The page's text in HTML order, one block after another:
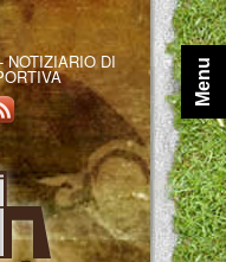
NOTIZIARIO DI
Menu